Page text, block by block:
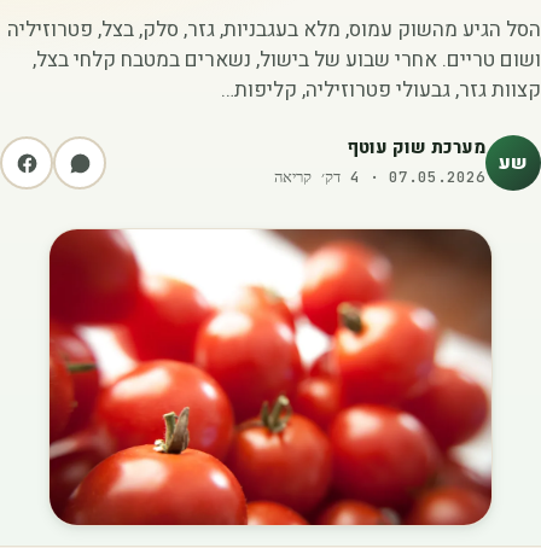
הסל הגיע מהשוק עמוס, מלא בעגבניות, גזר, סלק, בצל, פטרוזיליה
ושום טריים. אחרי שבוע של בישול, נשארים במטבח קלחי בצל,
קצוות גזר, גבעולי פטרוזיליה, קליפות…
שע מערכת שוק עוטף
07.05.2026
·
4 דק׳ קריאה